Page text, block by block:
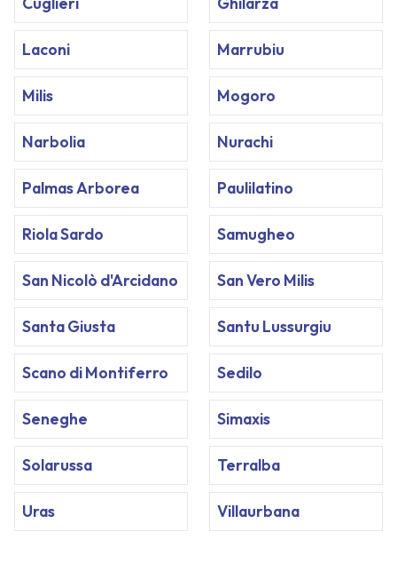
Laconi Marrubiu
Milis Mogoro
Narbolia Nurachi
Palmas Arborea Paulilatino
Riola Sardo Samugheo
San Nicolò d'Arcidano San Vero Milis
Santa Giusta Santu Lussurgiu
Scano di Montiferro Sedilo
Seneghe Simaxis
Solarussa Terralba
Uras Villaurbana